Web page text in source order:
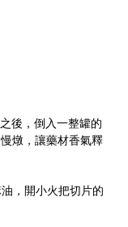
後，倒入一整罐的
燉，讓藥材香氣釋
，開小火把切片的